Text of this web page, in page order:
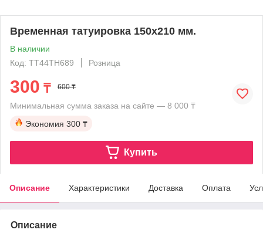
Временная татуировка 150х210 мм.
В наличии
Код: TT44TH689
Розница
300 ₸ 600 ₸
Минимальная сумма заказа на сайте — 8 000 ₸
Экономия 300 ₸
Купить
Описание Характеристики Доставка Оплата
Описание